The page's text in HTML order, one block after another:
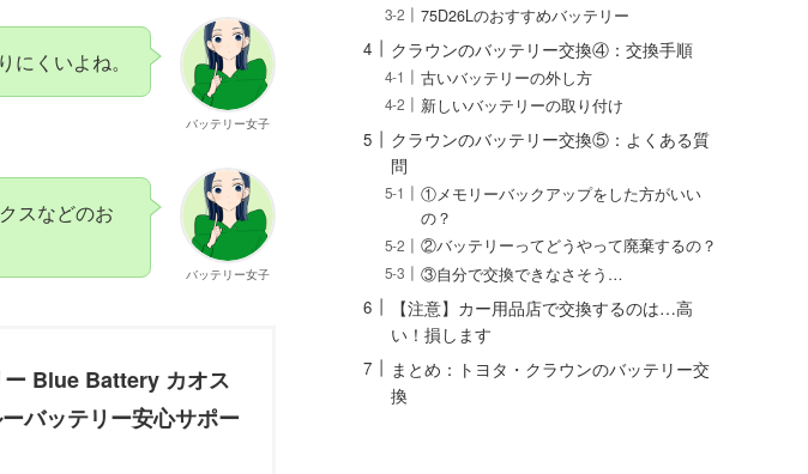
バッテリー女子
くいよね。
バッテリー女子
スなどのお
Blue Battery カオス
バッテリー安心サポー
75D26Lのおすすめバッテリー
クラウンのバッテリー交換④：交換手順
古いバッテリーの外し方
新しいバッテリーの取り付け
クラウンのバッテリー交換⑤：よくある質
問
①メモリーバックアップをした方がいい
の？
②バッテリーってどうやって廃棄するの？
③自分で交換できなさそう…
【注意】カー用品店で交換するのは…高
い！損します
まとめ：トヨタ・クラウンのバッテリー交
換